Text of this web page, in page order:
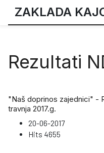
ZAKLADA
Rezultati
"Naš doprinos zajednici" -
travnja 2017.g.
20-06-2017
Hits 4655